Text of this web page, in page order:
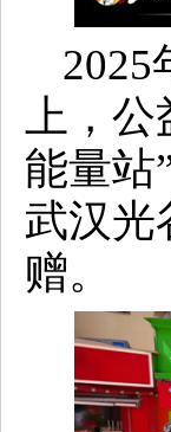
2025
上，
能量站
武汉光
赠。